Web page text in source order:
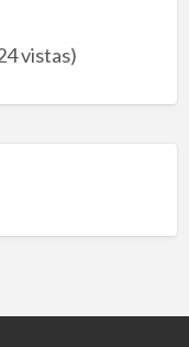
vistas)